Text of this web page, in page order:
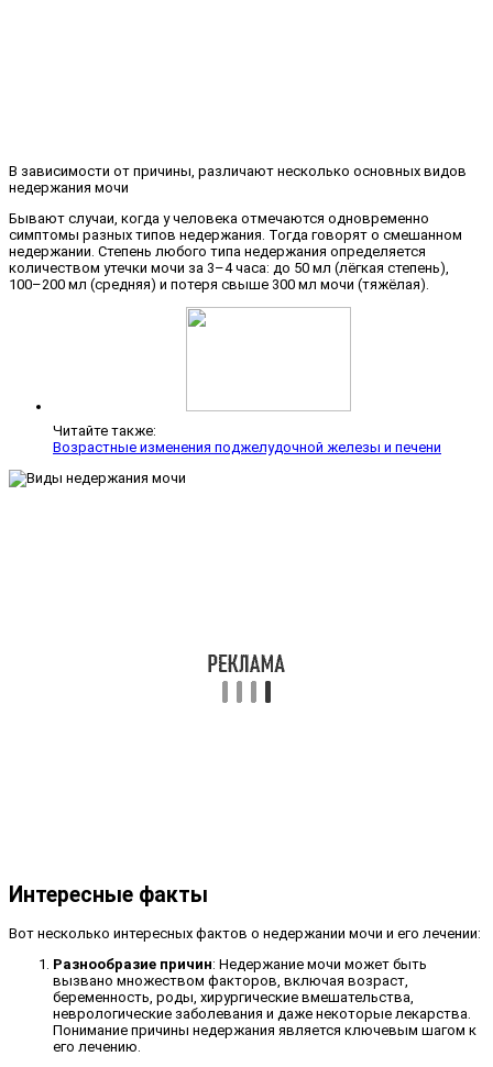
В зависимости от причины, различают несколько основных видов
недержания мочи
Бывают случаи, когда у человека отмечаются одновременно
симптомы разных типов недержания. Тогда говорят о смешанном
недержании. Степень любого типа недержания определяется
количеством утечки мочи за 3–4 часа: до 50 мл (лёгкая степень),
100–200 мл (средняя) и потеря свыше 300 мл мочи (тяжёлая).
Читайте также:
Возрастные изменения поджелудочной железы и печени
Интересные факты
Вот несколько интересных фактов о недержании мочи и его лечении:
Разнообразие причин: Недержание мочи может быть
вызвано множеством факторов, включая возраст,
беременность, роды, хирургические вмешательства,
неврологические заболевания и даже некоторые лекарства.
Понимание причины недержания является ключевым шагом к
его лечению.